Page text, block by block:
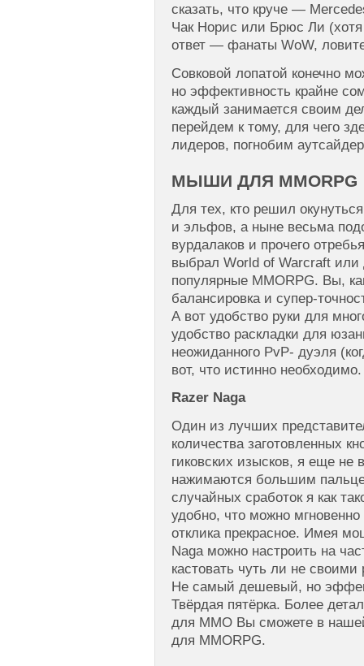
сказать, что круче —
Чак Норис или Брюс Ли
ответ — фанаты WoW,
Совковой лопатой конечно
но эффективность крайне
каждый занимается своим
перейдем к тому, для чего
лидеров, погнобим
МЫШИ ДЛЯ MMORPG
Для тех, кто решил
и эльфов, а ныне весьма
вурдалаков и прочего
выбрал World of Warcraft
популярные MMORPG. Вы,
балансировка и супер-
А вот удобство руки для
удобство раскладки для
неожиданного PvP- дуэля
вот, что истинно необходимо.
Razer Naga
Один из лучших
количества заготовленных
гиковских изысков, я еще не
нажимаются большим
случайных сработок я как
удобно, что можно
отклика прекрасное. Имея
Naga можно настроить на
кастовать чуть ли не
Не самый дешевый, но
Твёрдая пятёрка. Более
для ММО Вы сможете в
для MMORPG.